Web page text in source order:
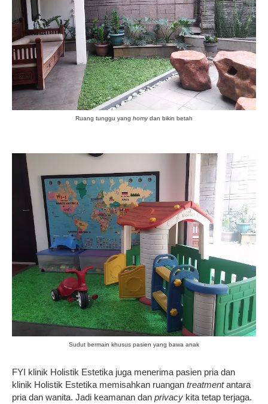
Ruang tunggu yang homydan bikin betah
Sudut bermain khusus pasien yang bawa anak
FYI klinik Holistik Estetika juga menerima pasien pria dan
klinik Holistik Estetika memisahkan ruangan treatmentantara
pria dan wanita. Jadi keamanan dan privacy kita tetap terjaga.